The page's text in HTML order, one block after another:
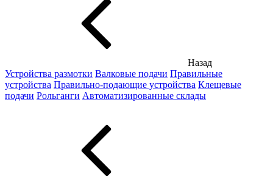
Назад
Устройства размотки Валковые подачи Правильные
устройства Правильно-подающие устройства Клещевые
подачи Рольганги Автоматизированные склады